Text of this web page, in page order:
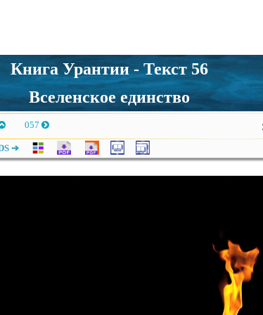
Книга Урантии - Текст 56
Вселенское единство
057
➔